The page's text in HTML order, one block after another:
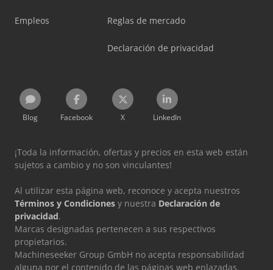
Empleos Reglas de mercado
Declaración de privacidad
Blog Facebook X LinkedIn
¡Toda la información, ofertas y precios en esta web están
sujetos a cambio y no son vinculantes!
Al utilizar esta página web, reconoce y acepta nuestros
Términos y Condiciones y nuestra Declaración de
privacidad.
Marcas designadas pertenecen a sus respectivos
propietarios.
Machineseeker Group GmbH no acepta responsabilidad
alguna por el contenido de las páginas web enlazadas.